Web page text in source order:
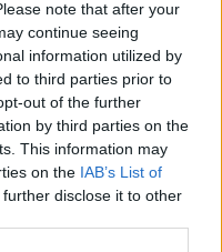
note that after your
continue seeing
information utilized by
to third parties prior to
out of the further
by third parties on the
This information may
on the IAB’s List of
disclose it to other